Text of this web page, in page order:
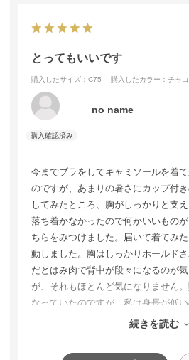
とってもいいです
購入したサイズ：C75 購入したカラー：チャ
no name
今までブラをしてキャミソールを着
のですが、あまりの暑さにカップ付
してみたところ、胸がしっかりと支
落ち着かなかったので何かいいもの
ちらをみつけました。届いて着てみ
動しました。胸はしっかりホールド
だとはみ肉で背中が段々になるのが
が、それもほとんど気になりません
なっていたのですが、私は身長が低
ストのパンツを履けば手を上げて脇
続きを読む